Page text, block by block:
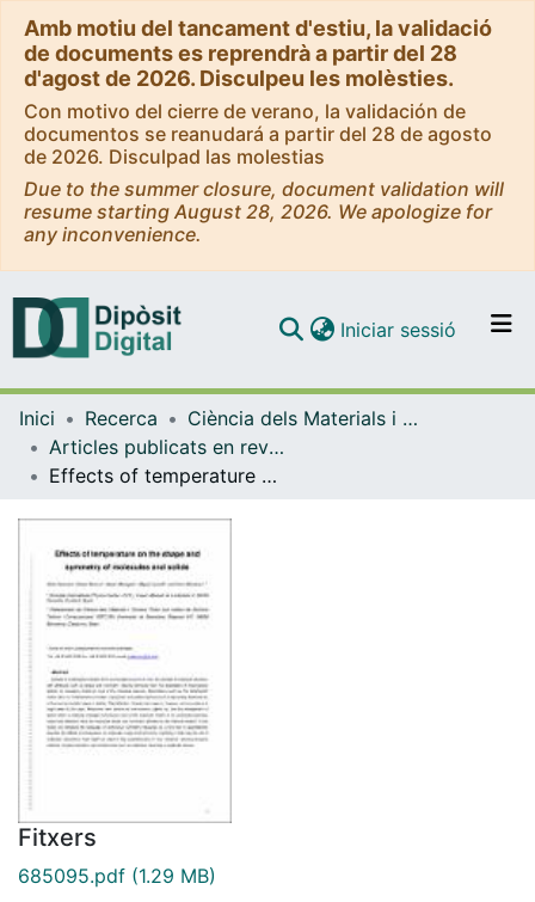
Amb motiu del tancament d'estiu, la validació
de documents es reprendrà a partir del 28
d'agost de 2026. Disculpeu les molèsties.
Con motivo del cierre de verano, la validación de
documentos se reanudará a partir del 28 de agosto
de 2026. Disculpad las molestias
Due to the summer closure, document validation will
resume starting August 28, 2026. We apologize for
any inconvenience.
Navega per tot el DD
Iniciar sessió (current)
Inici Recerca
Ciència dels Materials i Química Física
Articles publicats en revistes (Ciència dels Materials i Química Física)
Effects of temperature on the shape and symmetry of molecules and solids
Fitxers
685095.pdf (1.29 MB)